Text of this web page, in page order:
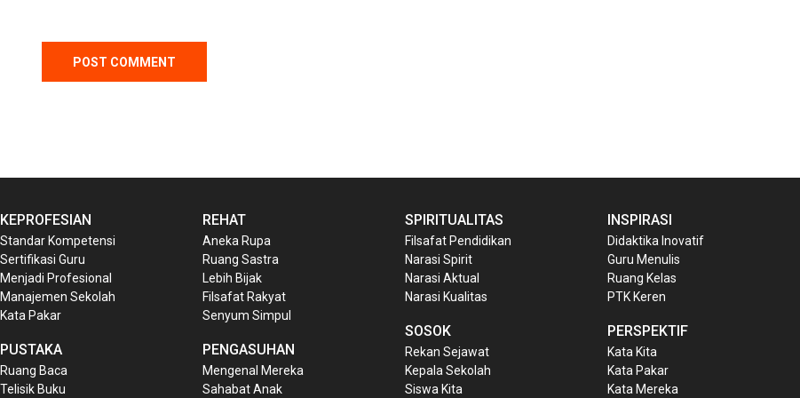
KEPROFESIAN
Standar Kompetensi
Sertifikasi Guru
Menjadi Profesional
Manajemen Sekolah
Kata Pakar
PUSTAKA
Ruang Baca
Telisik Buku
REHAT
Aneka Rupa
Ruang Sastra
Lebih Bijak
Filsafat Rakyat
Senyum Simpul
PENGASUHAN
Mengenal Mereka
Sahabat Anak
SPIRITUALITAS
Filsafat Pendidikan
Narasi Spirit
Narasi Aktual
Narasi Kualitas
SOSOK
Rekan Sejawat
Kepala Sekolah
Siswa Kita
INSPIRASI
Didaktika Inovatif
Guru Menulis
Ruang Kelas
PTK Keren
PERSPEKTIF
Kata Kita
Kata Pakar
Kata Mereka